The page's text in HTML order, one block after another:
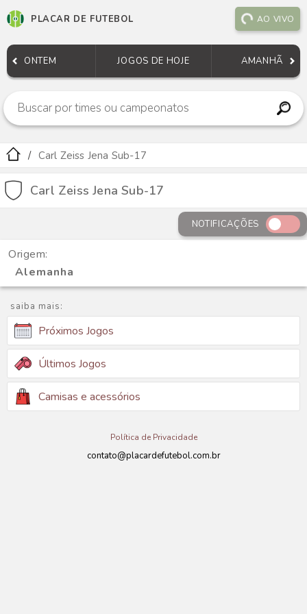
PLACAR DE FUTEBOL AO VIVO
ONTEM JOGOS DE HOJE AMANHÃ
Carl Zeiss Jena Sub-17
Carl Zeiss Jena Sub-17
NOTIFICAÇÕES
Origem:
Alemanha
saiba mais:
Próximos Jogos
Últimos Jogos
Camisas e acessórios
Política de Privacidade
contato@placardefutebol.com.br